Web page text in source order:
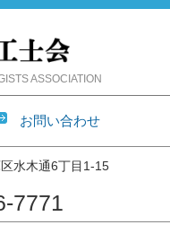
ASSOCIATION
お問い合わせ
水木通6丁目1-15
7771